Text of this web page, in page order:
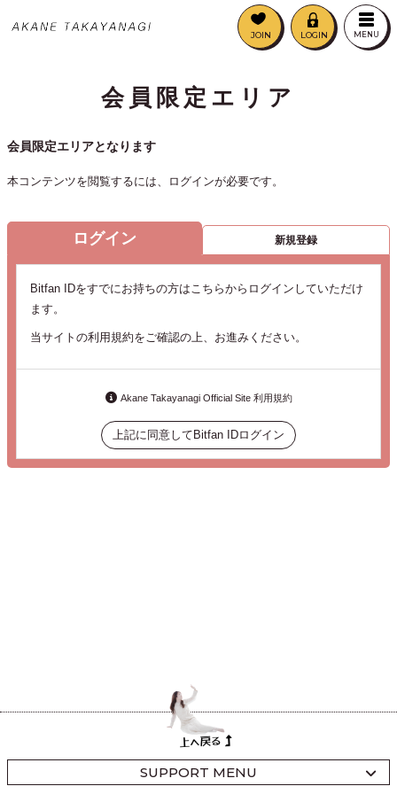
JOIN LOGIN MENU
会員限定エリア
会員限定エリアとなります
本コンテンツを閲覧するには、ログインが必要です。
ログイン 新規登録
Bitfan IDをすでにお持ちの方はこちらからログインしていただけ
ます。
当サイトの利用規約をご確認の上、お進みください。
Akane Takayanagi Official Site 利用規約
上記に同意してBitfan IDログイン
SUPPORT MENU